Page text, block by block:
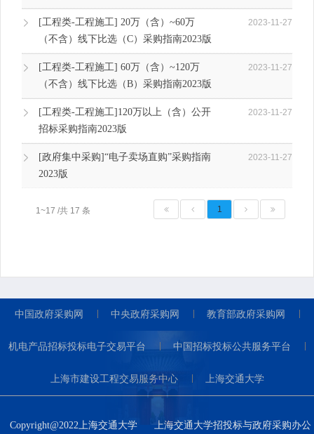
[工程类-工程施工] 20万（含）~60万
（不含）线下比选（C）采购指南2023版
2023-11-27
[工程类-工程施工] 60万（含）~120万
（不含）线下比选（B）采购指南2023版
2023-11-27
[工程类-工程施工]120万以上（含）公开
招标采购指南2023版
2023-11-27
[政府集中采购]“电子卖场直购”采购指南
2023版
2023-11-27
1~17 /共 17 条 1
中国政府采购网 中央政府采购网 教育部政府采购网
机电产品招标投标电子交易平台 中国招标投标公共服务平台
上海市建设工程交易服务中心 上海交通大学
Copyright@2022上海交通大学 上海交通大学招投标与政府采购办公